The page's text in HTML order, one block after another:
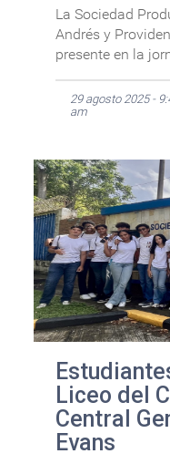
La Sociedad
Andrés y
presente en la
29 agosto 2025 -
am
Liceo del
Central
Evans